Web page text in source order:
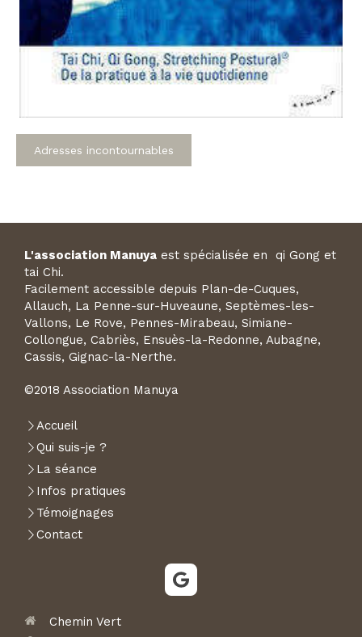
Adresses incontournables
L'association Manuya est spécialisée en qi Gong et
tai Chi.
Facilement accessible depuis Plan-de-Cuques,
Allauch, La Penne-sur-Huveaune, Septèmes-les-
Vallons, Le Rove, Pennes-Mirabeau, Simiane-
Collongue, Cabriès, Ensuès-la-Redonne, Aubagne,
Cassis, Gignac-la-Nerthe.
©2018 Association Manuya
Accueil
Qui suis-je ?
La séance
Infos pratiques
Témoignages
Contact
Chemin Vert